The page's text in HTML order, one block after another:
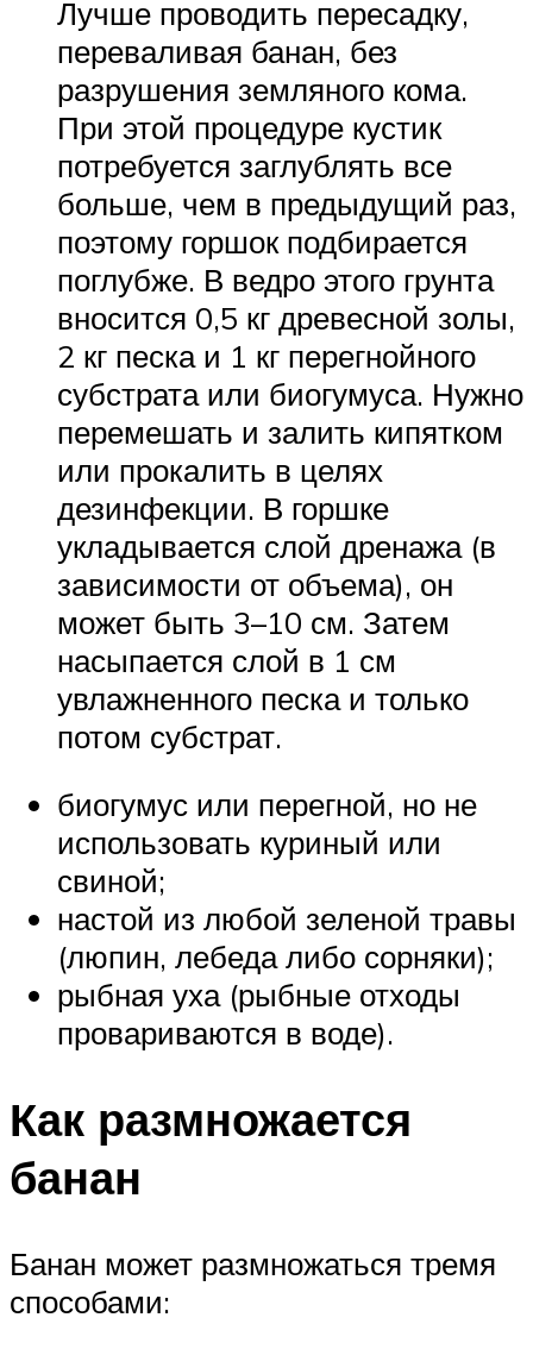
Лучше проводить пересадку,
переваливая банан, без
разрушения земляного кома.
При этой процедуре кустик
потребуется заглублять все
больше, чем в предыдущий раз,
поэтому горшок подбирается
поглубже. В ведро этого грунта
вносится 0,5 кг древесной золы,
2 кг песка и 1 кг перегнойного
субстрата или биогумуса. Нужно
перемешать и залить кипятком
или прокалить в целях
дезинфекции. В горшке
укладывается слой дренажа (в
зависимости от объема), он
может быть 3–10 см. Затем
насыпается слой в 1 см
увлажненного песка и только
потом субстрат.
биогумус или перегной, но не
использовать куриный или
свиной;
настой из любой зеленой травы
(люпин, лебеда либо сорняки);
рыбная уха (рыбные отходы
провариваются в воде).
Как размножается
банан
Банан может размножаться тремя
способами: